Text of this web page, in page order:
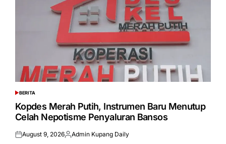
POSTED
IN
BERITA
Kopdes Merah Putih, Instrumen Baru Menutup
Celah Nepotisme Penyaluran Bansos
Posted
August 9, 2026Posted
Admin Kupang Daily